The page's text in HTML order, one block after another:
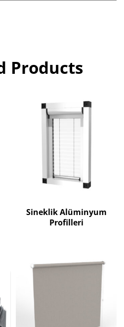
Products
Sineklik Alüminyum
Profilleri